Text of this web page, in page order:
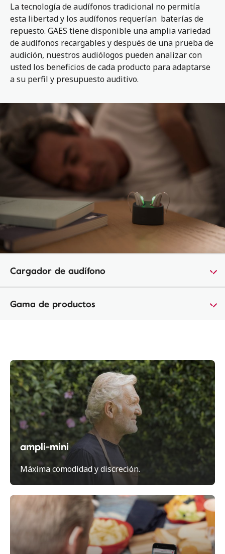
La tecnología de audífonos tradicional no permitía
esta libertad y los audífonos requerían baterías de
repuesto. GAES tiene disponible una amplia variedad
de audífonos recargables y después de una prueba de
audición, nuestros audiólogos pueden analizar con
usted los beneficios de cada producto para adaptarse
a su perfil y presupuesto auditivo.
Cargador de audífono
Gama de productos
ampli-mini
Máxima comodidad y discreción.